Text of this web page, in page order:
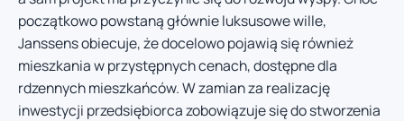
początkowo powstaną głównie luksusowe wille,
Janssens obiecuje, że docelowo pojawią się również
mieszkania w przystępnych cenach, dostępne dla
rdzennych mieszkańców. W zamian za realizację
inwestycji przedsiębiorca zobowiązuje się do stworzenia